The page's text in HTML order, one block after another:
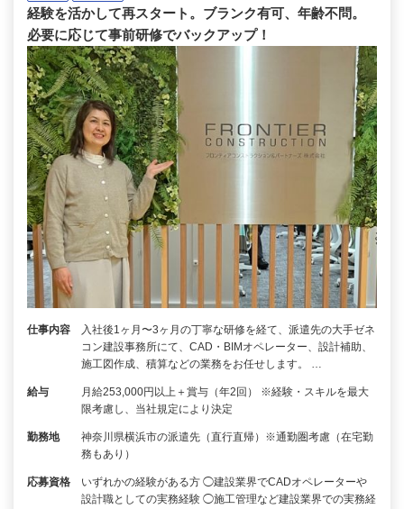
経験を活かして再スタート。ブランク有可、年齢不問。
必要に応じて事前研修でバックアップ！
仕事内容
入社後1ヶ月〜3ヶ月の丁寧な研修を経て、派遣先の大手ゼネ
コン建設事務所にて、CAD・BIMオペレーター、設計補助、
施工図作成、積算などの業務をお任せします。 …
給与
月給253,000円以上＋賞与（年2回） ※経験・スキルを最大
限考慮し、当社規定により決定
勤務地
神奈川県横浜市の派遣先（直行直帰）※通勤圏考慮（在宅勤
務もあり）
応募資格
いずれかの経験がある方 ◯建設業界でCADオペレーターや
設計職としての実務経験 ◯施工管理など建設業界での実務経